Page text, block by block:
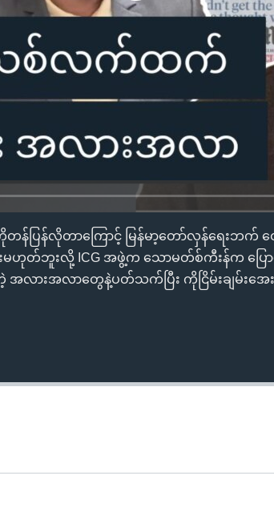
န်လိုတာကြောင့် မြန်မာ့တော်လှန်ရေးဘက်
းမဟုတ်ဘူးလို့ ICG အဖွဲ့က သောမတ်စ်ကီးန်က ပြေ
လားအလာတွေနဲ့ပတ်သက်ပြီး ကိုငြိမ်းချမ်းအေး